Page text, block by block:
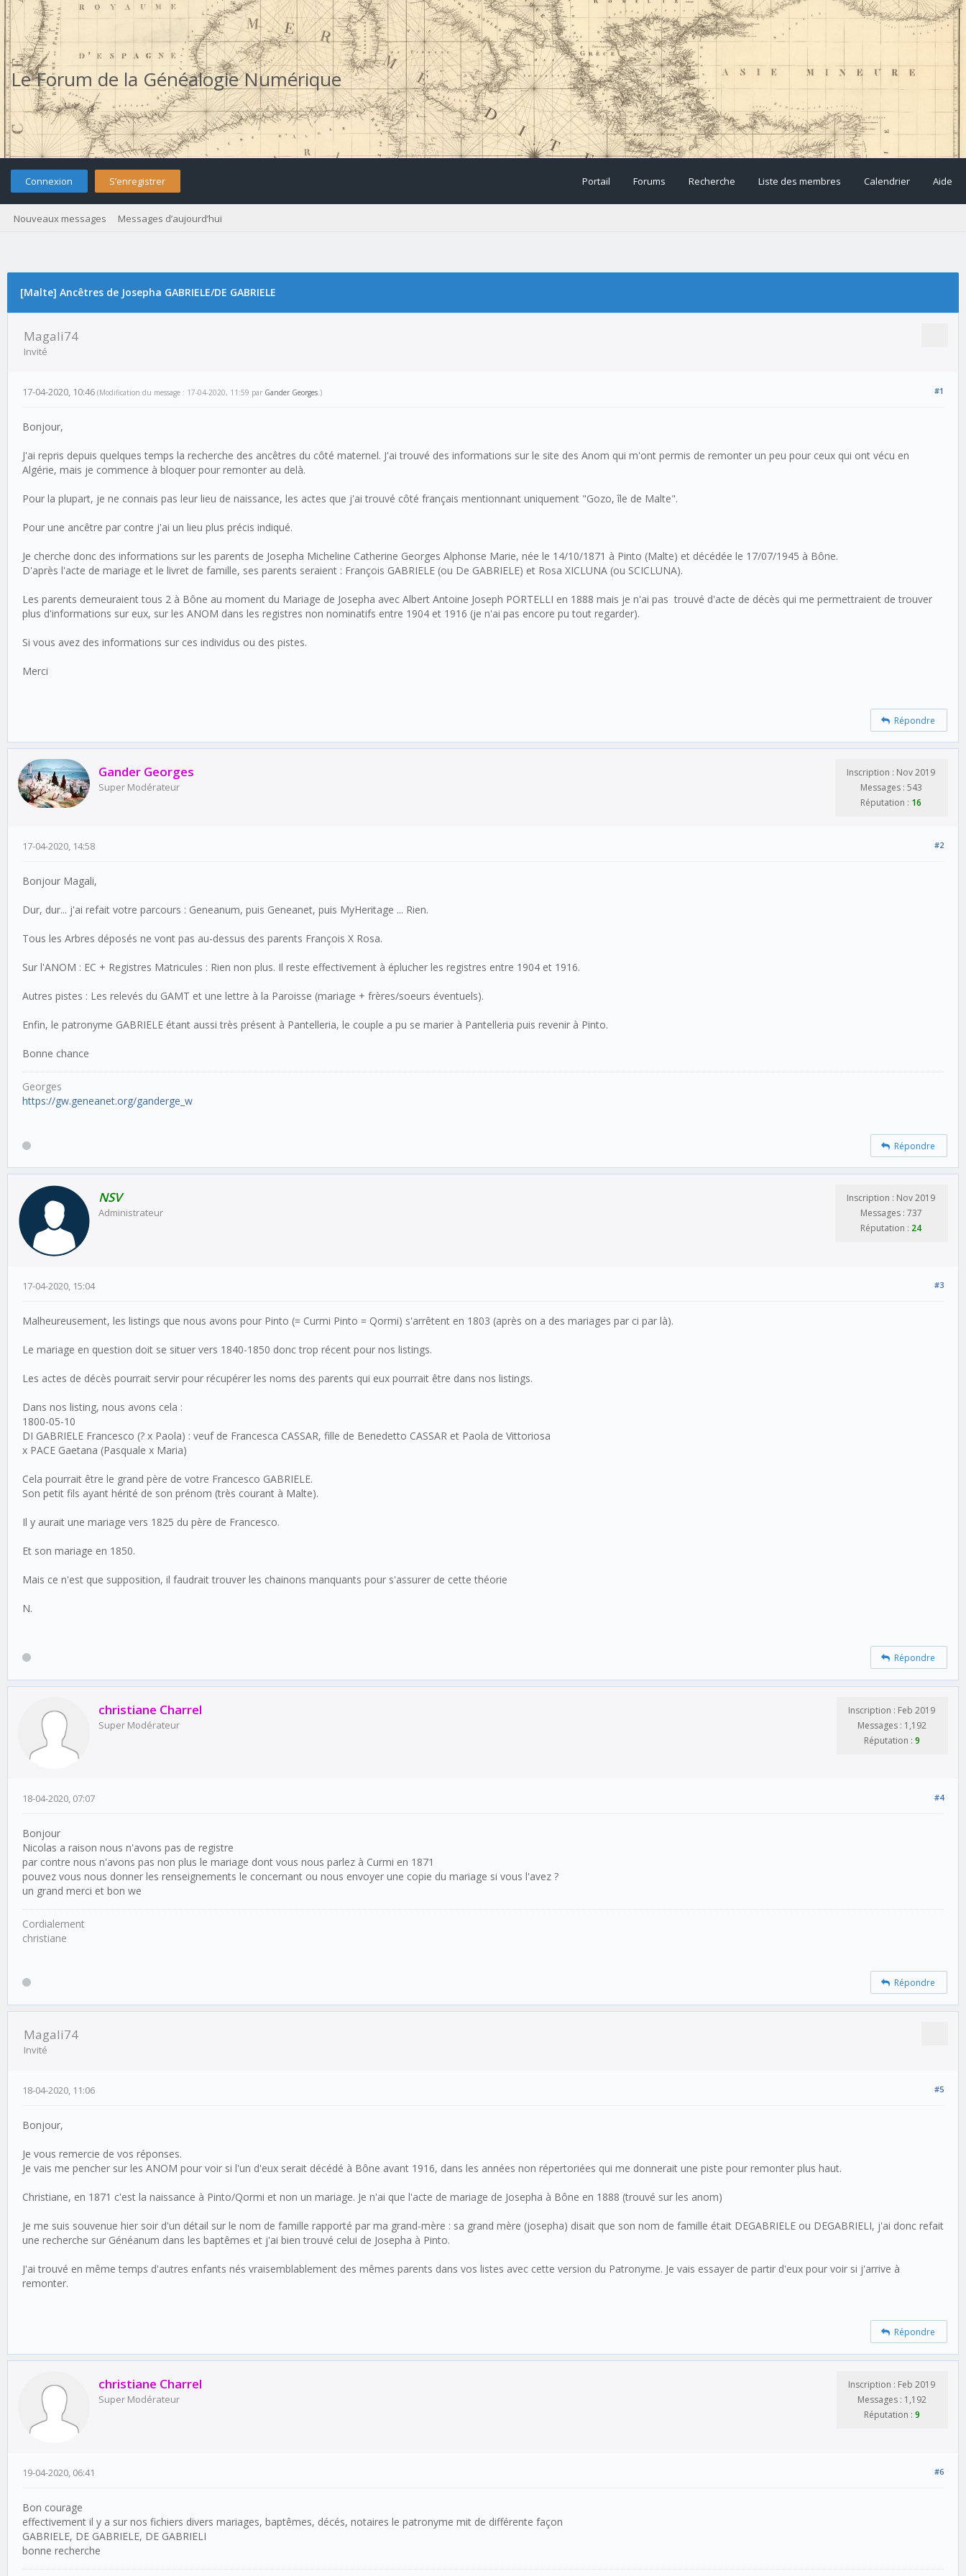
Le Forum de la Généalogie Numérique
Connexion S’enregistrer Portail Forums Recherche Liste des membres Calendrier Aide
Nouveaux messages Messages d’aujourd’hui
[Malte] Ancêtres de Josepha GABRIELE/DE GABRIELE
Magali74
Invité
#1
17-04-2020, 10:46 (Modification du message : 17-04-2020, 11:59 par Gander Georges.)
Bonjour,
J'ai repris depuis quelques temps la recherche des ancêtres du côté maternel. J'ai trouvé des informations sur le site des Anom qui m'ont permis de remonter un peu pour ceux qui ont vécu en
Algérie, mais je commence à bloquer pour remonter au delà.
Pour la plupart, je ne connais pas leur lieu de naissance, les actes que j'ai trouvé côté français mentionnant uniquement "Gozo, île de Malte".
Pour une ancêtre par contre j'ai un lieu plus précis indiqué.
Je cherche donc des informations sur les parents de Josepha Micheline Catherine Georges Alphonse Marie, née le 14/10/1871 à Pinto (Malte) et décédée le 17/07/1945 à Bône.
D'après l'acte de mariage et le livret de famille, ses parents seraient : François GABRIELE (ou De GABRIELE) et Rosa XICLUNA (ou SCICLUNA).
Les parents demeuraient tous 2 à Bône au moment du Mariage de Josepha avec Albert Antoine Joseph PORTELLI en 1888 mais je n'ai pas trouvé d'acte de décès qui me permettraient de trouver
plus d'informations sur eux, sur les ANOM dans les registres non nominatifs entre 1904 et 1916 (je n'ai pas encore pu tout regarder).
Si vous avez des informations sur ces individus ou des pistes.
Merci
Répondre
Gander Georges
Super Modérateur
Inscription : Nov 2019
Messages : 543
Réputation : 16
#2
17-04-2020, 14:58
Bonjour Magali,
Dur, dur... j'ai refait votre parcours : Geneanum, puis Geneanet, puis MyHeritage ... Rien.
Tous les Arbres déposés ne vont pas au-dessus des parents François X Rosa.
Sur l'ANOM : EC + Registres Matricules : Rien non plus. Il reste effectivement à éplucher les registres entre 1904 et 1916.
Autres pistes : Les relevés du GAMT et une lettre à la Paroisse (mariage + frères/soeurs éventuels).
Enfin, le patronyme GABRIELE étant aussi très présent à Pantelleria, le couple a pu se marier à Pantelleria puis revenir à Pinto.
Bonne chance
Georges
https://gw.geneanet.org/ganderge_w
Répondre
NSV
Administrateur
Inscription : Nov 2019
Messages : 737
Réputation : 24
#3
17-04-2020, 15:04
Malheureusement, les listings que nous avons pour Pinto (= Curmi Pinto = Qormi) s'arrêtent en 1803 (après on a des mariages par ci par là).
Le mariage en question doit se situer vers 1840-1850 donc trop récent pour nos listings.
Les actes de décès pourrait servir pour récupérer les noms des parents qui eux pourrait être dans nos listings.
Dans nos listing, nous avons cela :
1800-05-10
DI GABRIELE Francesco (? x Paola) : veuf de Francesca CASSAR, fille de Benedetto CASSAR et Paola de Vittoriosa
x PACE Gaetana (Pasquale x Maria)
Cela pourrait être le grand père de votre Francesco GABRIELE.
Son petit fils ayant hérité de son prénom (très courant à Malte).
Il y aurait une mariage vers 1825 du père de Francesco.
Et son mariage en 1850.
Mais ce n'est que supposition, il faudrait trouver les chainons manquants pour s'assurer de cette théorie
N.
Répondre
christiane Charrel
Super Modérateur
Inscription : Feb 2019
Messages : 1,192
Réputation : 9
#4
18-04-2020, 07:07
Bonjour
Nicolas a raison nous n'avons pas de registre
par contre nous n'avons pas non plus le mariage dont vous nous parlez à Curmi en 1871
pouvez vous nous donner les renseignements le concernant ou nous envoyer une copie du mariage si vous l'avez ?
un grand merci et bon we
Cordialement
christiane
Répondre
Magali74
Invité
#5
18-04-2020, 11:06
Bonjour,
Je vous remercie de vos réponses.
Je vais me pencher sur les ANOM pour voir si l'un d'eux serait décédé à Bône avant 1916, dans les années non répertoriées qui me donnerait une piste pour remonter plus haut.
Christiane, en 1871 c'est la naissance à Pinto/Qormi et non un mariage. Je n'ai que l'acte de mariage de Josepha à Bône en 1888 (trouvé sur les anom)
Je me suis souvenue hier soir d'un détail sur le nom de famille rapporté par ma grand-mère : sa grand mère (josepha) disait que son nom de famille était DEGABRIELE ou DEGABRIELI, j'ai donc refait
une recherche sur Généanum dans les baptêmes et j'ai bien trouvé celui de Josepha à Pinto.
J'ai trouvé en même temps d'autres enfants nés vraisemblablement des mêmes parents dans vos listes avec cette version du Patronyme. Je vais essayer de partir d'eux pour voir si j'arrive à
remonter.
Répondre
christiane Charrel
Super Modérateur
Inscription : Feb 2019
Messages : 1,192
Réputation : 9
#6
19-04-2020, 06:41
Bon courage
effectivement il y a sur nos fichiers divers mariages, baptêmes, décés, notaires le patronyme mit de différente façon
GABRIELE, DE GABRIELE, DE GABRIELI
bonne recherche